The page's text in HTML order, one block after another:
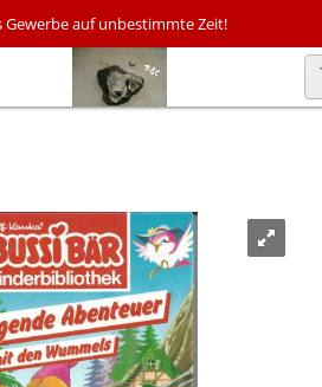
Gewerbe auf unbestimmte Zeit!